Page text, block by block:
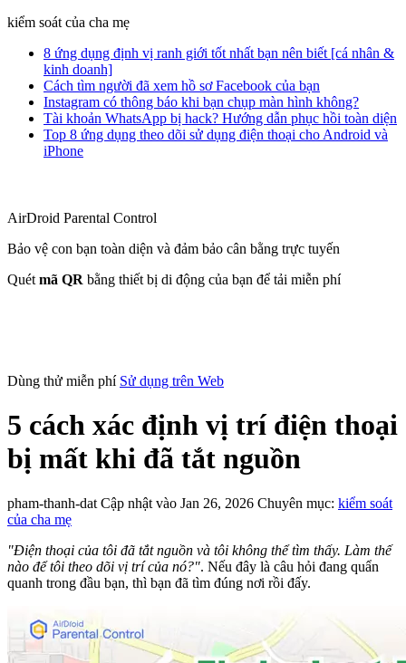
kiểm soát của cha mẹ
8 ứng dụng định vị ranh giới tốt nhất bạn nên biết [cá nhân &
kinh doanh]
Cách tìm người đã xem hồ sơ Facebook của bạn
Instagram có thông báo khi bạn chụp màn hình không?
Tài khoản WhatsApp bị hack? Hướng dẫn phục hồi toàn diện
Top 8 ứng dụng theo dõi sử dụng điện thoại cho Android và
iPhone
AirDroid Parental Control
Bảo vệ con bạn toàn diện và đảm bảo cân bằng trực tuyến
Quét mã QR bằng thiết bị di động của bạn để tải miễn phí
Dùng thử miễn phí Sử dụng trên Web
5 cách xác định vị trí điện thoại
bị mất khi đã tắt nguồn
pham-thanh-dat Cập nhật vào Jan 26, 2026 Chuyên mục: kiểm soát
của cha mẹ
"Điện thoại của tôi đã tắt nguồn và tôi không thể tìm thấy. Làm thế
nào để tôi theo dõi vị trí của nó?". Nếu đây là câu hỏi đang quẩn
quanh trong đầu bạn, thì bạn đã tìm đúng nơi rồi đấy.